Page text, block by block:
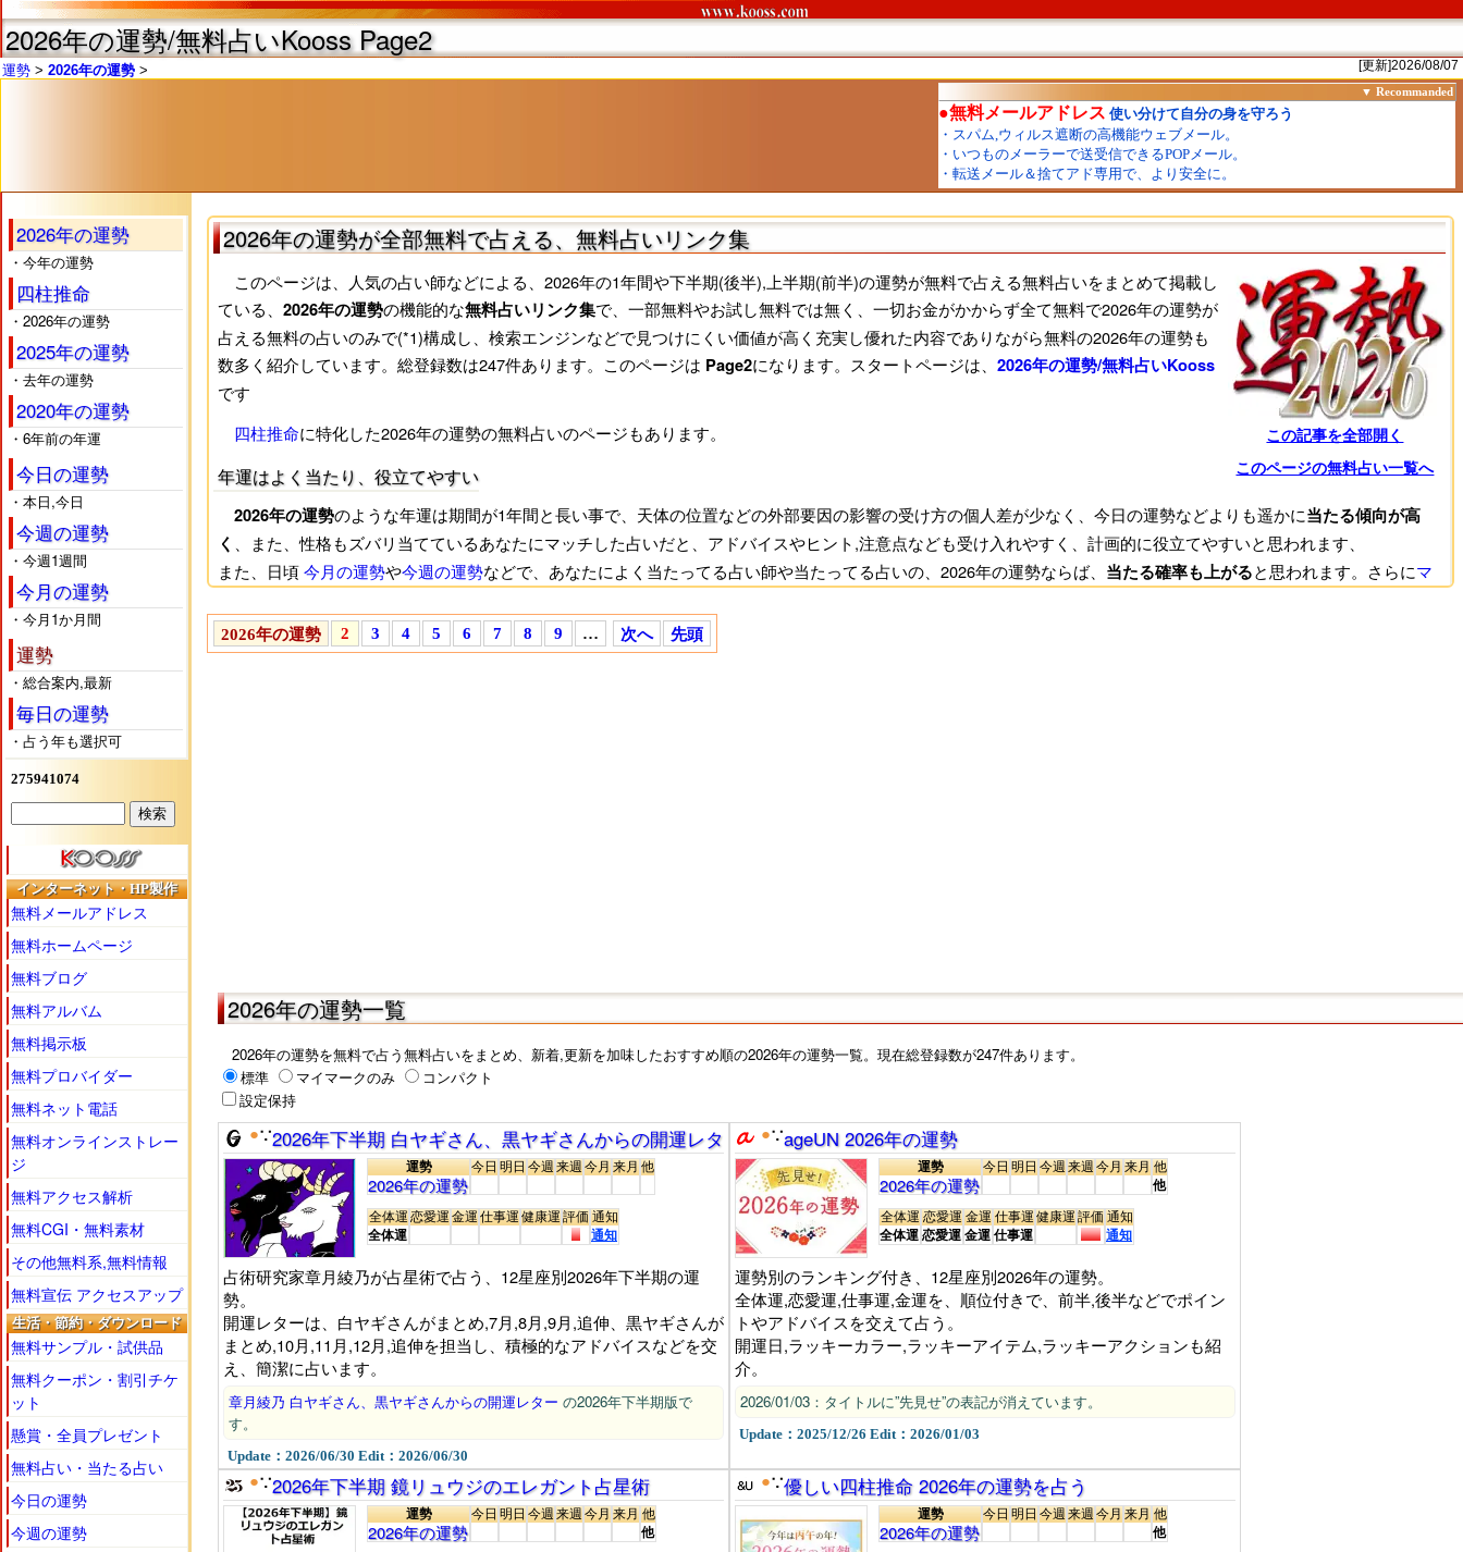
2026年の運勢/無料占いKooss Page2
運勢 2026年の運勢 [更新]2026/08/07
2026年の運勢
・今年の運勢
四柱推命
・2026年の運勢
2025年の運勢
・去年の運勢
2020年の運勢
・6年前の年運
今日の運勢
・本日,今日
今週の運勢
・今週1週間
今月の運勢
・今月1か月間
運勢
・総合案内,最新
毎日の運勢
・占う年も選択可
275941074
2026年の運勢が全部無料で占える、無料占いリンク集
この記事を全部開く
このページの無料占い一覧へ
このページは、人気の占い師などによる、2026年の1年間や下半期(後半),上半期(前半)の運勢が無料で占える無料占いをまとめて掲載し
ている、 2026年の運勢の機能的な無料占いリンク集で、一部無料やお試し無料では無く、一切お金がかからず全て無料で2026年の運勢が
占える無料の占いのみで(*1)構成し、検索エンジンなどで見つけにくい価値が高く充実し優れた内容でありながら無料の2026年の運勢も
数多く紹介しています。総登録数は247件あります。このページは Page2になります。スタートページは、 2026年の運勢/無料占いKooss
です
四柱推命に特化した2026年の運勢の無料占いのページもあります。
年運はよく当たり、役立てやすい
2026年の運勢のような年運は期間が1年間と長い事で、天体の位置などの外部要因の影響の受け方の個人差が少なく、今日の運勢などよりも遥かに当たる傾向が高
く
、また、性格もズバリ当てているあなたにマッチした占いだと、アドバイスやヒント,注意点なども受け入れやすく、計画的に役立てやすいと思われます、
また、日頃今月の運勢や今週の運勢などで、あなたによく当たってる占い師や当たってる占いの、2026年の運勢ならば、 当たる確率も上がると思われます。さらにマ
下半期の運勢を見る前に上半期の検証を
運を意識する事で、目の前に現れた幸運に気づき、本当に幸せになる事ができるかもしれません。また、何をやってもついてないと失望し落ち込んでる方でも、前向
そういった人生の変化を知ったり、気づきを得て、自らの進む道を見出す為の１つの羅針盤が占いであり、2026年の運勢が、2026年の1年を通したあなたの運の流れを
知り、年間の計画を立てる際に役立つ１つの方法になるかもしれません。
関連ページ一覧
2026年の運勢の無料占いに関連した、サイト内のページ一覧です
運勢 総合案内と最新,更新順の総合一覧
今日の運勢 本日,今日の運勢一覧
明日の運勢 明日の運勢一覧
週末の運勢 金曜,土曜,日曜の週末の運勢
今週の運勢
来週の運勢 来週1週間の運勢
今月の運勢 今月の月間の運勢
来月の運勢 来月の月間の運勢
毎日の運勢
テレビ,ラジオ 番組で放送の運勢・占い
名前順一覧 ABC～あいうえお順の一覧まとめ
おすすめ・厳選 管理人おすすめの占い
人気運勢ランキング 上位100位一覧
2026年の運勢 無料で占う今年の運勢
MyPage 常連さん向け 便利で時短
2026年の運勢 2 3 4 5 6 7 8 9 … 次へ 先頭
2026年の運勢一覧
2026年の運勢を無料で占う無料占いをまとめ、新着,更新を加味したおすすめ順の2026年の運勢一覧。現在総登録数が247件あります。
標準 マイマークのみ
コンパクト
設定保持
●∵2026年下半期 白ヤギさん、黒ヤギさんからの開運レター
運勢
2026年の運勢
今日明日今週来週今月来月他
全体運
全体運
恋愛運金運仕事運健康運評価通知
通知
占術研究家章月綾乃が占星術で占う、12星座別2026年下半期の運
勢。
開運レターは、白ヤギさんがまとめ,7月,8月,9月,追伸、黒ヤギさんが
まとめ,10月,11月,12月,追伸を担当し、積極的なアドバイスなどを交
え、簡潔に占います。
章月綾乃 白ヤギさん、黒ヤギさんからの開運レター の2026年下半期版で
す。
Update：2026/06/30 Edit：2026/06/30
●∵ageUN 2026年の運勢
運勢
2026年の運勢
今日明日今週来週今月来月他
他
全体運
全体運
恋愛運
恋愛運
金運
金運
仕事運
仕事運
健康運評価通知
通知
運勢別のランキング付き、12星座別2026年の運勢。
全体運,恋愛運,仕事運,金運を、順位付きで、前半,後半などでポイン
トやアドバイスを交えて占う。
開運日,ラッキーカラー,ラッキーアイテム,ラッキーアクションも紹
介。
2026/01/03：タイトルに”先見せ”の表記が消えています。
Update：2025/12/26 Edit：2026/01/03
●∵2026年下半期 鏡リュウジのエレガント占星術
運勢
2026年の運勢
今日明日今週来週今月来月他
他
●∵優しい四柱推命 2026年の運勢を占う
運勢
2026年の運勢
今日明日今週来週今月来月他
他
インターネット・HP製作
無料メールアドレス
無料ホームページ
無料ブログ
無料アルバム
無料掲示板
無料プロバイダー
無料ネット電話
無料オンラインストレー
ジ
無料アクセス解析
無料CGI・無料素材
その他無料系,無料情報
無料宣伝 アクセスアップ
生活・節約・ダウンロード
無料サンプル・試供品
無料クーポン・割引チケ
ット
懸賞・全員プレゼント
無料占い・当たる占い
今日の運勢
今週の運勢